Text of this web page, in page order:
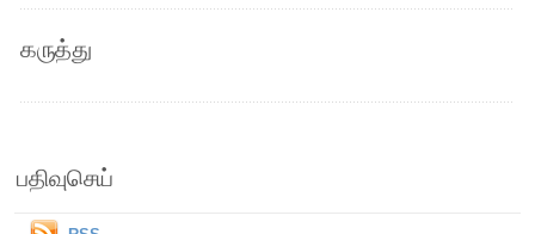
கருத்து
பதிவுசெய்